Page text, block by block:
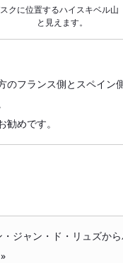
クに位置するハイスキベル山
と見えます。
のフランス側とスペイン
勧めです。
ジャン・ド・リュズか